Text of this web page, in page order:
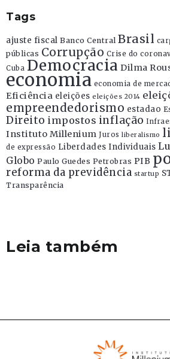
Tags
ajuste fiscal Banco Central Brasil
públicas Corrupção Crise do
Cuba Democracia Dilma
economia economia de
Eficiência eleições eleições 2014
empreendedorismo estadao
Direito impostos inflação
Instituto Millenium Juros liberalismo
de expressão Liberdades Individuais
Globo Paulo Guedes Petrobras PIB
reforma da previdência startup
Transparência
Leia também